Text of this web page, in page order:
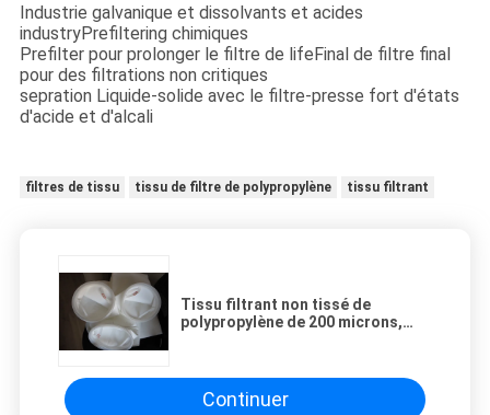
Industrie galvanique et dissolvants et acides
industryPrefiltering chimiques
Prefilter pour prolonger le filtre de lifeFinal de filtre final
pour des filtrations non critiques
sepration Liquide-solide avec le filtre-presse fort d'états
d'acide et d'alcali
filtres de tissu tissu de filtre de polypropylène tissu filtrant
Tissu filtrant non tissé de
polypropylène de 200 microns,
Continuer